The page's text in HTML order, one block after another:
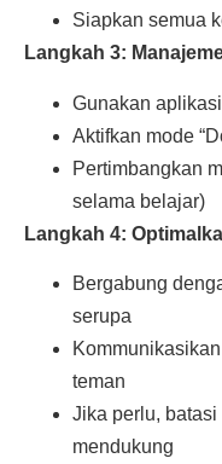
Siapkan semua
Langkah 3:
Gunakan
Aktifkan mode
Pertimbangkan
selama belajar)
Langkah 4:
Bergabung
serupa
teman
Jika perlu,
mendukung